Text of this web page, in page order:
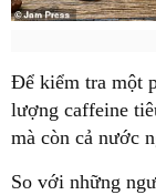
Để kiểm tra một
lượng caffeine
mà còn cả nước
So với những